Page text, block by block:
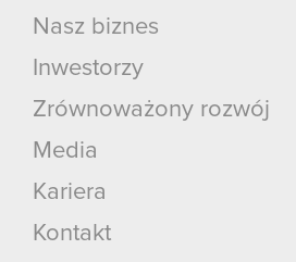
Nasz biznes
Inwestorzy
Zrównoważony rozwój
Media
Kariera
Kontakt